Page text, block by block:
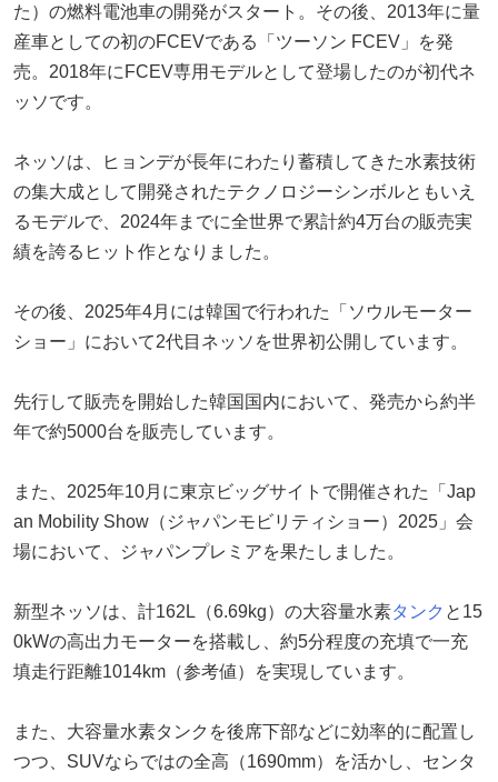
た）の燃料電池車の開発がスタート。その後、2013年に量
産車としての初のFCEVである「ツーソン FCEV」を発
売。2018年にFCEV専用モデルとして登場したのが初代ネ
ッソです。
ネッソは、ヒョンデが長年にわたり蓄積してきた水素技術
の集大成として開発されたテクノロジーシンボルともいえ
るモデルで、2024年までに全世界で累計約4万台の販売実
績を誇るヒット作となりました。
その後、2025年4月には韓国で行われた「ソウルモーター
ショー」において2代目ネッソを世界初公開しています。
先行して販売を開始した韓国国内において、発売から約半
年で約5000台を販売しています。
また、2025年10月に東京ビッグサイトで開催された「Jap
an Mobility Show（ジャパンモビリティショー）2025」会
場において、ジャパンプレミアを果たしました。
新型ネッソは、計162L（6.69kg）の大容量水素タンク と15
0kWの高出力モーターを搭載し、約5分程度の充填で一充
填走行距離1014km（参考値）を実現しています。
また、大容量水素タンクを後席下部などに効率的に配置し
つつ、SUVならではの全高（1690mm）を活かし、センタ